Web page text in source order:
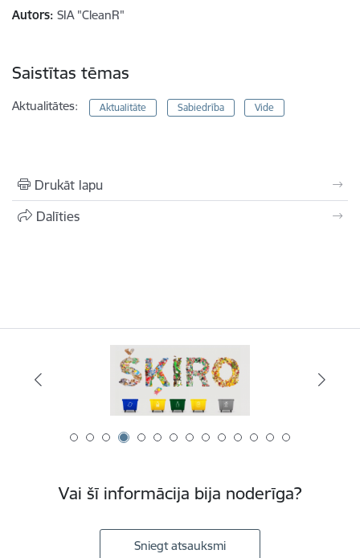
Autors: SIA "CleanR"
Saistītas tēmas
Aktualitātes: Aktualitāte Sabiedrība Vide
Drukāt lapu
Dalīties
Vai šī informācija bija noderīga?
Sniegt atsauksmi